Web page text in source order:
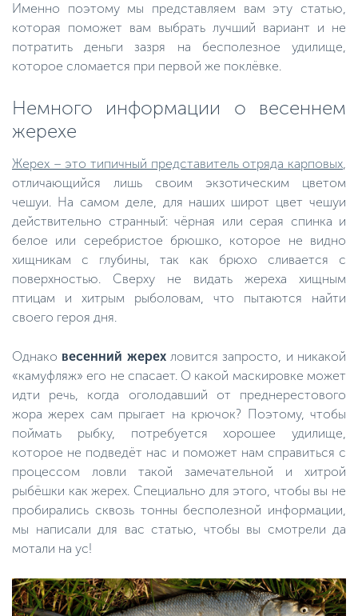
Именно поэтому мы представляем вам эту статью,
которая поможет вам выбрать лучший вариант и не
потратить деньги зазря на бесполезное удилище,
которое сломается при первой же поклёвке.
Немного информации о весеннем
жерехе
Жерех – это типичный представитель отряда карповых,
отличающийся лишь своим экзотическим цветом
чешуи. На самом деле, для наших широт цвет чешуи
действительно странный: чёрная или серая спинка и
белое или серебристое брюшко, которое не видно
хищникам с глубины, так как брюхо сливается с
поверхностью. Сверху не видать жереха хищным
птицам и хитрым рыболовам, что пытаются найти
своего героя дня.
Однако весенний жерехловится запросто, и никакой
«камуфляж» его не спасает. О какой маскировке может
идти речь, когда оголодавший от преднерестового
жора жерех сам прыгает на крючок? Поэтому, чтобы
поймать рыбку, потребуется хорошее удилище,
которое не подведёт нас и поможет нам справиться с
процессом ловли такой замечательной и хитрой
рыбёшки как жерех. Специально для этого, чтобы вы не
пробирались сквозь тонны бесполезной информации,
мы написали для вас статью, чтобы вы смотрели да
мотали на ус!